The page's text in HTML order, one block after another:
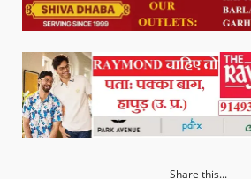
Share this...